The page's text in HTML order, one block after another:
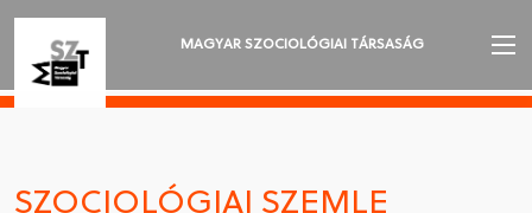
MAGYAR SZOCIOLÓGIAI TÁRSASÁG
SZOCIOLÓGIAI SZEMLE